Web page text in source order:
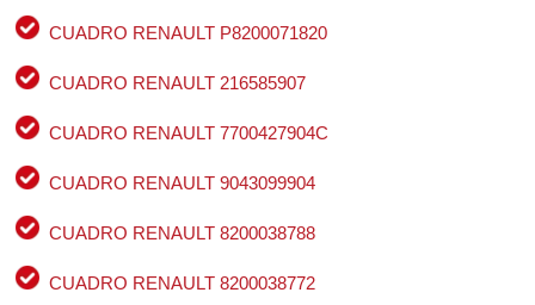
CUADRO RENAULT P8200071820
CUADRO RENAULT 216585907
CUADRO RENAULT 7700427904C
CUADRO RENAULT 9043099904
CUADRO RENAULT 8200038788
CUADRO RENAULT 8200038772